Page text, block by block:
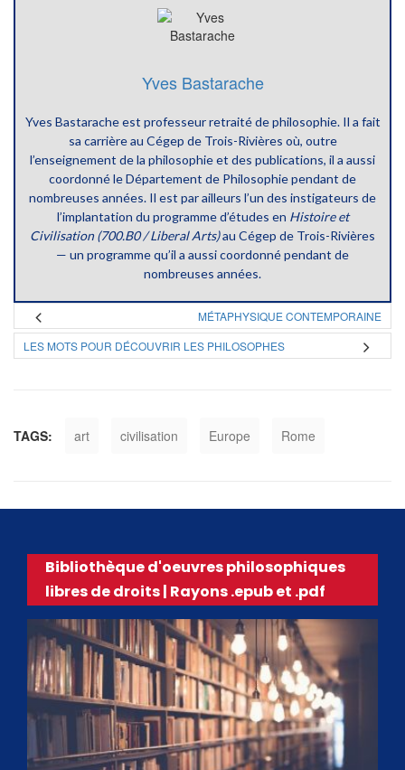
Yves Bastarache
Yves Bastarache est professeur retraité de philosophie. Il a fait
sa carrière au Cégep de Trois-Rivières où, outre
l’enseignement de la philosophie et des publications, il a aussi
coordonné le Département de Philosophie pendant de
nombreuses années. Il est par ailleurs l’un des instigateurs de
l’implantation du programme d’études en Histoire et
Civilisation (700.B0 / Liberal Arts)au Cégep de Trois-Rivières
— un programme qu’il a aussi coordonné pendant de
nombreuses années.
MÉTAPHYSIQUE CONTEMPORAINE
LES MOTS POUR DÉCOUVRIR LES PHILOSOPHES
TAGS: art civilisation Europe Rome
Bibliothèque d'oeuvres philosophiques
libres de droits | Rayons .epub et .pdf